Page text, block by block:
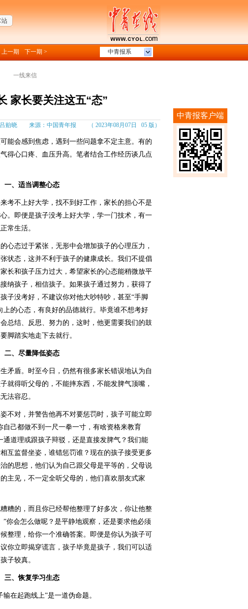
中青报客户端
上一期 下一期 > 中青报系
一线来信
家长要关注这五“态”
吕贻晓 来源：中国青年报 （ 2023年08月07日 05 版）
会感到焦虑，遇到一些问题拿不定主意。有的
得心口疼、血压升高。笔者结合工作经历谈几点
、适当调整心态
不上好大学，找不到好工作，家长的担心不是
。即便是孩子没考上好大学，学一门技术，有一
常生活。
态过于紧张，无形中会增加孩子的心理压力，
状态，这并不利于孩子的健康成长。我们不提倡
长和孩子压力过大，希望家长的心态能稍微放平
纳孩子，相信孩子。如果孩子通过努力，获得了
子没考好，不建议你对他大吵特吵，甚至“手脚
上的心态，有良好的品德就行。毕竟谁不想考好
总结、反思、努力的，这时，他更需要我们的鼓
脚踏实地走下去就行。
、尽量降低姿态
盾。时至今日，仍然有很多家长错误地认为自
就得听父母的，不能摔东西，不能发脾气顶嘴，
法容忍。
对，并警告他再不对要惩罚时，孩子可能立即
自己都做不到一尺一拳一寸，有啥资格来教育
通道理或跟孩子辩驳，还是直接发脾气？我们能
互监督坐姿，谁错惩罚谁？现在的孩子接受更多
的思想，他们认为自己跟父母是平等的，父母说
主见，不一定全听父母的，他们喜欢朋友式家
的，而且你已经帮他整理了好多次，你让他整
你会怎么做呢？是平静地观察，还是要求他必须
整理，给你一个准确答案。即便是你认为孩子可
你立即揭穿谎言，孩子毕竟是孩子，我们可以适
子较真。
、恢复学习生态
在起跑线上”是一道伪命题。